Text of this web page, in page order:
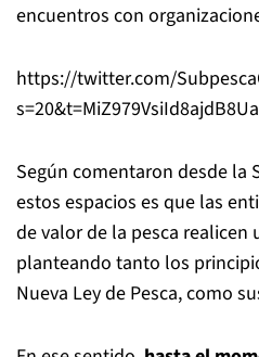
encuentros con
https://twitter.com/
Según comentaron desde la
estos espacios es que las
de valor de la pesca realicen
planteando tanto los
Nueva Ley de Pesca, como